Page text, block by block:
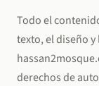
Todo el
texto, el diseño
derechos de